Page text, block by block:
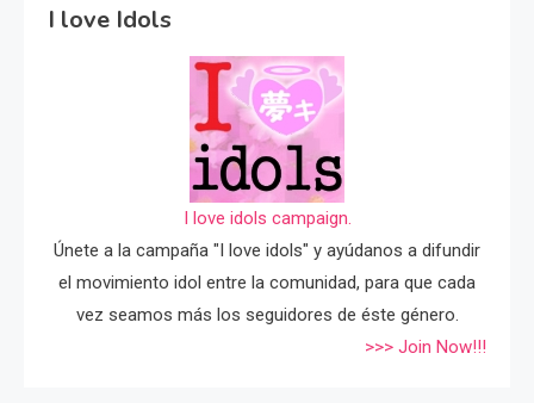
I love Idols
I love idols campaign.
Únete a la campaña "I love idols" y ayúdanos a difundir
el movimiento idol entre la comunidad, para que cada
vez seamos más los seguidores de éste género.
>>> Join Now!!!